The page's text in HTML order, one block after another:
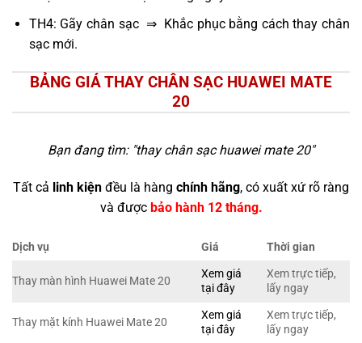
TH4: Gãy chân sạc ⇒ Khắc phục bằng cách thay chân
sạc mới.
BẢNG GIÁ THAY CHÂN SẠC HUAWEI MATE
20
Bạn đang tìm: "thay chân sạc huawei mate 20"
Tất cả linh kiện đều là hàng chính hãng, có xuất xứ rõ ràng
và được bảo hành 12 tháng.
Dịch vụ Giá Thời gian
Thay màn hình Huawei Mate 20
Xem giá
tại đây
Xem trực tiếp,
lấy ngay
Thay mặt kính Huawei Mate 20
Xem giá
tại đây
Xem trực tiếp,
lấy ngay